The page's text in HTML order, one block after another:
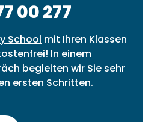
00 277
School mit Ihren Klassen
In einem
begleiten wir Sie sehr
ersten Schritten.